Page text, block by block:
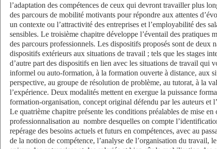
l’adaptation des compétences de ceux qui devront travailler plus
des parcours de mobilité motivants pour répondre aux attentes
un contexte ou l’attractivité des entreprises et l’employabilité des
sensibles. Le troisième chapitre développe l’éventail des pratiques
des parcours professionnels. Les dispositifs proposés sont de deux
dispositifs extérieurs aux situations de travail ; tels que les stages
d’autre part des dispositifs en lien avec les situations de travail qui
informel ou auto-formation, à la formation ouverte à distance, aux
perspective, au groupe de résolution de problème, au tutorat, à la
l’expérience. Deux modalités mettent en exergue la puissance
formation-organisation, concept original défendu par les auteurs et
Le quatrième chapitre présente les conditions préalables de mise
professionnalisation au nombre desquelles on compte
repérage des besoins actuels et futurs en compétences, avec au
de la notion de compétence, l’analyse de l’organisation du travail,